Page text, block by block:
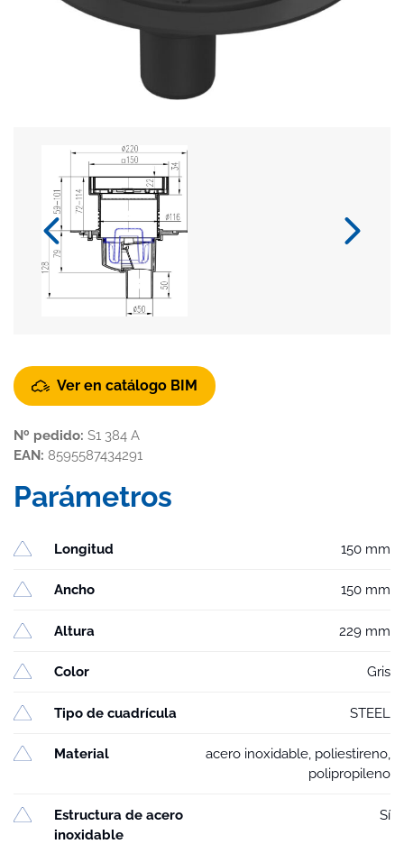
Ver en catálogo BIM
Nº pedido: S1 384 A
EAN: 8595587434291
Parámetros
Longitud 150 mm
Ancho 150 mm
Altura 229 mm
Color Gris
Tipo de cuadrícula STEEL
Material
acero inoxidable, poliestireno,
polipropileno
Estructura de acero
inoxidable
Sí